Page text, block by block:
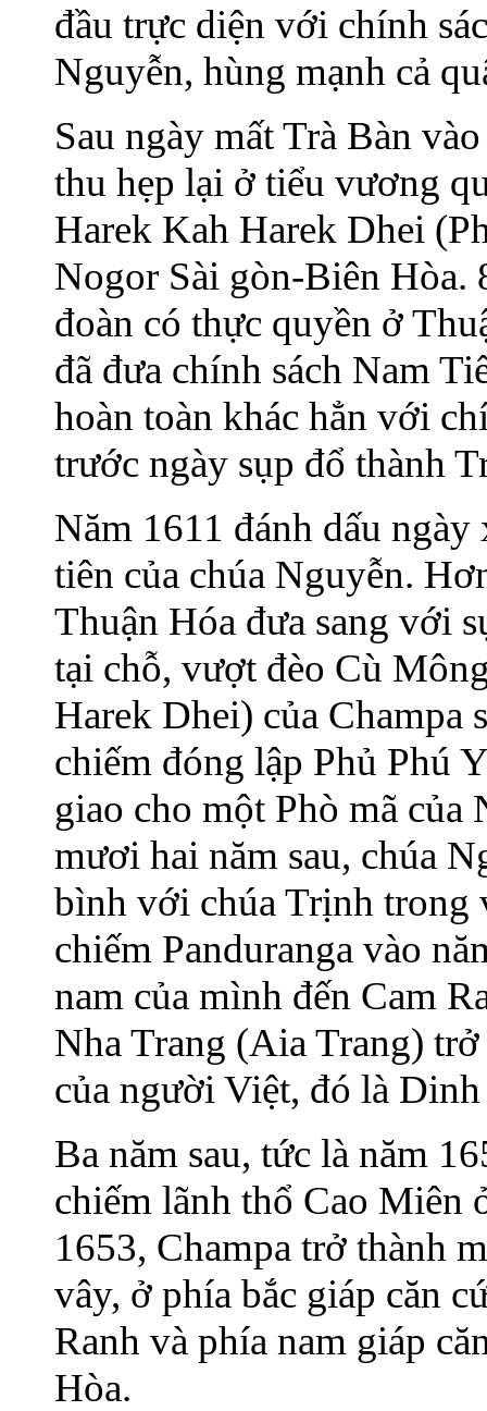
đầu trực diện với chính
Nguyễn, hùng mạnh cả
Sau ngày mất Trà Bàn
thu hẹp lại ở tiểu vương
Harek Kah Harek Dhei
Nogor Sài gòn-Biên Hòa.
đoàn có thực quyền ở
đã đưa chính sách Nam
hoàn toàn khác hẳn với
trước ngày sụp đổ thành
Năm 1611 đánh dấu
tiên của chúa Nguyễn.
Thuận Hóa đưa sang với
tại chỗ, vượt đèo Cù
Harek Dhei) của Champa
chiếm đóng lập Phủ Phú
giao cho một Phò mã
mươi hai năm sau, chúa
bình với chúa Trịnh trong
chiếm Panduranga vào
nam của mình đến Cam
Nha Trang (Aia Trang)
của người Việt, đó là
Ba năm sau, tức là năm
chiếm lãnh thổ Cao Miên
1653, Champa trở thành
vây, ở phía bắc giáp căn
Ranh và phía nam giáp
Hòa.